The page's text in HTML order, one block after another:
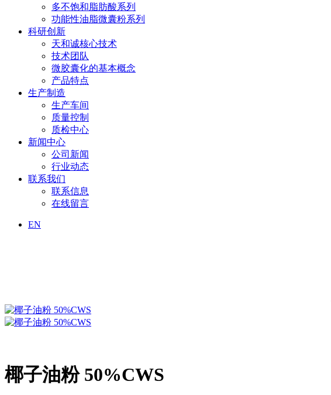
多不饱和脂肪酸系列
功能性油脂微囊粉系列
科研创新
天和诚核心技术
技术团队
微胶囊化的基本概念
产品特点
生产制造
生产车间
质量控制
质检中心
新闻中心
公司新闻
行业动态
联系我们
联系信息
在线留言
EN
椰子油粉 50%CWS